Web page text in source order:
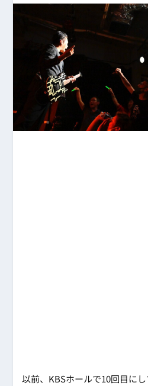
以前、KBSホールで10回目に